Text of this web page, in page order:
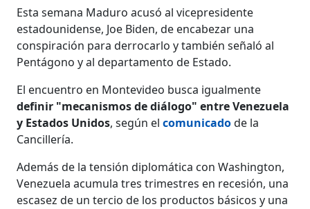
Esta semana Maduro acusó al vicepresidente
estadounidense, Joe Biden, de encabezar una
conspiración para derrocarlo y también señaló al
Pentágono y al departamento de Estado.
El encuentro en Montevideo busca igualmente
definir "mecanismos de diálogo" entre Venezuela
y Estados Unidos, según elcomunicadode la
Cancillería.
Además de la tensión diplomática con Washington,
Venezuela acumula tres trimestres en recesión, una
escasez de un tercio de los productos básicos y una